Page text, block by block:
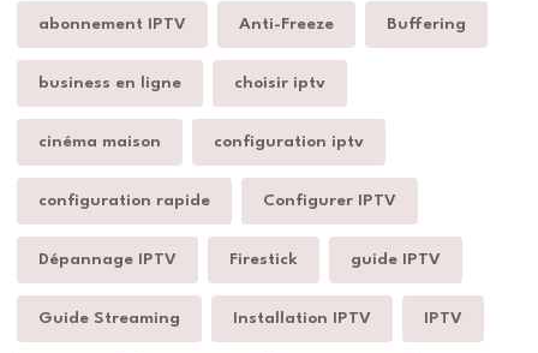
abonnement IPTV Anti-Freeze Buffering
business en ligne choisir iptv
cinéma maison configuration iptv
configuration rapide Configurer IPTV
Dépannage IPTV Firestick guide IPTV
Guide Streaming Installation IPTV IPTV